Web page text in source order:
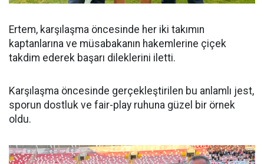
Ertem, karşılaşma öncesinde her iki takımın
kaptanlarına ve müsabakanın hakemlerine çiçek
takdim ederek başarı dileklerini iletti.
Karşılaşma öncesinde gerçekleştirilen bu anlamlı jest,
sporun dostluk ve fair-play ruhuna güzel bir örnek
oldu.